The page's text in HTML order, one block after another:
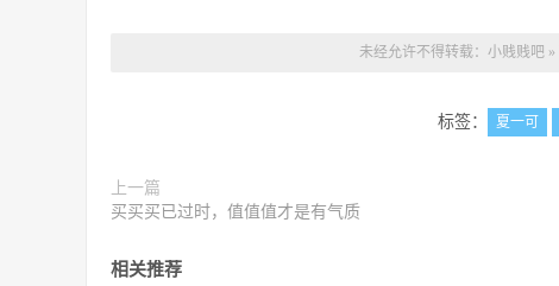
未经允许不得转载： 小贱贱吧 »
标签： 夏一可
上一篇
买买买已过时，值值值才是有气质
相关推荐